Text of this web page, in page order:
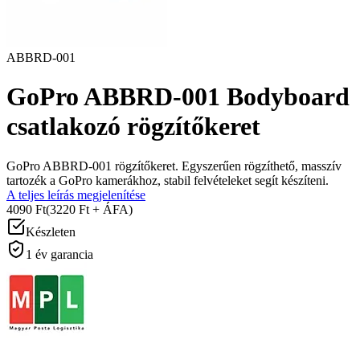
ABBRD-001
GoPro ABBRD-001 Bodyboard
csatlakozó rögzítőkeret
GoPro ABBRD-001 rögzítőkeret. Egyszerűen rögzíthető, masszív
tartozék a GoPro kamerákhoz, stabil felvételeket segít készíteni.
A teljes leírás megjelenítése
4090 Ft(3220 Ft + ÁFA)
Készleten
1 év garancia